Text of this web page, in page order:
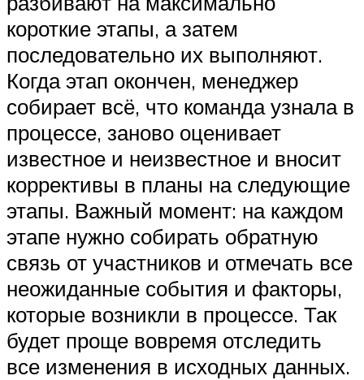
короткие этапы, а затем
последовательно их выполняют.
Когда этап окончен, менеджер
собирает всё, что команда узнала в
процессе, заново оценивает
известное и неизвестное и вносит
коррективы в планы на следующие
этапы. Важный момент: на каждом
этапе нужно собирать обратную
связь от участников и отмечать все
неожиданные события и факторы,
которые возникли в процессе. Так
будет проще вовремя отследить
все изменения в исходных данных.